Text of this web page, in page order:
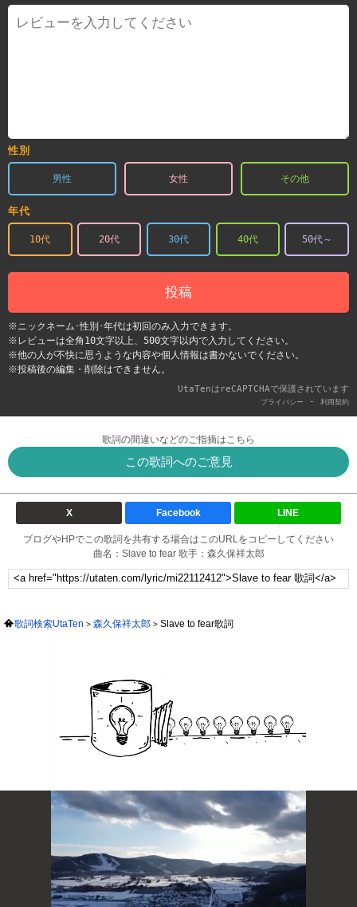
性別
男性 女性 その他
年代
10代 20代 30代 40代 50代～
投稿
※ニックネーム･性別･年代は初回のみ入力できます。
※レビューは全角10文字以上、500文字以内で入力してください。
※他の人が不快に思うような内容や個人情報は書かないでください。
※投稿後の編集・削除はできません。
UtaTenはreCAPTCHAで保護されています
プライバシー - 利用契約
歌詞の間違いなどのご指摘はこちら
この歌詞へのご意見
X Facebook LINE
ブログやHPでこの歌詞を共有する場合はこのURLをコピーしてください
曲名：Slave to fear 歌手：森久保祥太郎
歌詞検索UtaTen 森久保祥太郎 Slave to fear歌詞